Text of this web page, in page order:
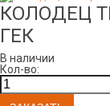
КОЛОДЕЦ
ГЕК
В наличии
Кол-во: